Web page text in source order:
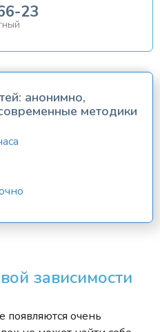
23
анонимно,
методики
зависимости
появляются очень